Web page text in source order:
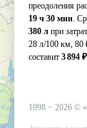
преодоления
19 ч 30 мин.
380 л при
28 л/100 км, 80
составит 3 894 ₽
1998 − 2026 ©